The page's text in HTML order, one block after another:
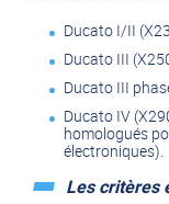
Ducato I/II
Ducato III
Ducato III
Ducato IV
homologués
électroniques).
Les critères